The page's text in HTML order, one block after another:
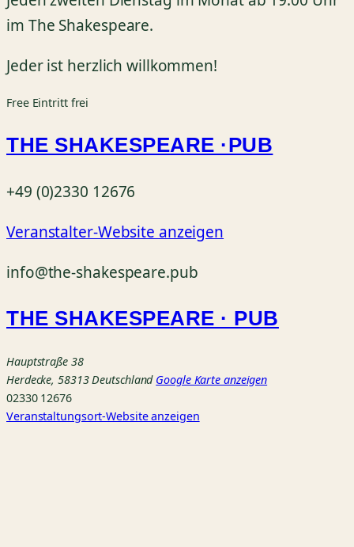
im The Shakespeare.
Jeder ist herzlich willkommen!
Free Eintritt frei
THE SHAKESPEARE ·PUB
+49 (0)2330 12676
Veranstalter-Website anzeigen
info@the-shakespeare.pub
THE SHAKESPEARE · PUB
Hauptstraße 38
Herdecke, 58313 Deutschland Google Karte anzeigen
02330 12676
Veranstaltungsort-Website anzeigen